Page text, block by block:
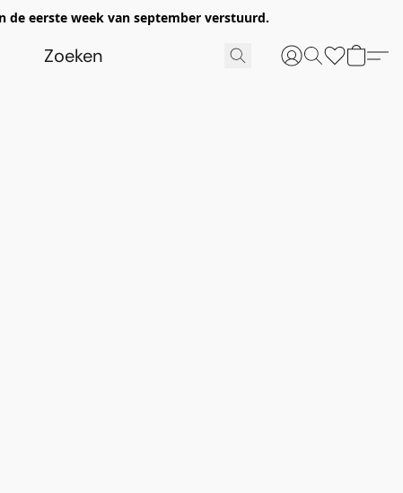
eerste week van september verstuurd.